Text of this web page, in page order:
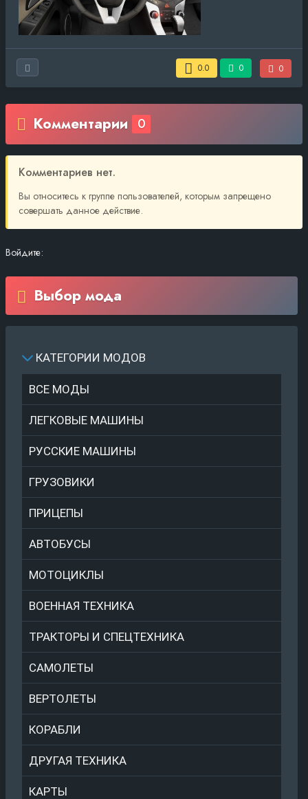
0.0 0 0
Комментарии 0
Комментариев нет.
Вы относитесь к группе пользователей, которым запрещено
совершать данное действие.
Войдите:
Выбор мода
КАТЕГОРИИ МОДОВ
ВСЕ МОДЫ
ЛЕГКОВЫЕ МАШИНЫ
РУССКИЕ МАШИНЫ
ГРУЗОВИКИ
ПРИЦЕПЫ
АВТОБУСЫ
МОТОЦИКЛЫ
ВОЕННАЯ ТЕХНИКА
ТРАКТОРЫ И СПЕЦТЕХНИКА
САМОЛЕТЫ
ВЕРТОЛЕТЫ
КОРАБЛИ
ДРУГАЯ ТЕХНИКА
КАРТЫ